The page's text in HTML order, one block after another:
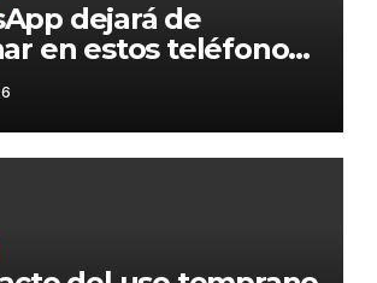
dejará de
en estos teléfonos
15 de agosto de
para no quedarte